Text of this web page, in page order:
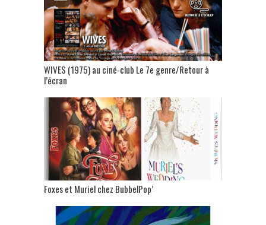
WIVES (1975) au ciné-club Le 7e genre/Retour à
l’écran
Foxes et Muriel chez BubbelPop’